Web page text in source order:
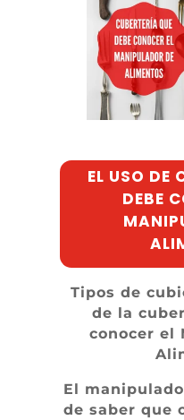
EL USO DE
DEBE
Tipos de
de la
conocer el
El
de saber que